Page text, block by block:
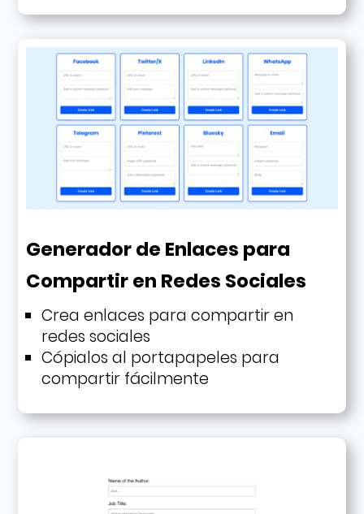
Generador de Enlaces para
Compartir en Redes Sociales
Crea enlaces para compartir en
redes sociales
Cópialos al portapapeles para
compartir fácilmente